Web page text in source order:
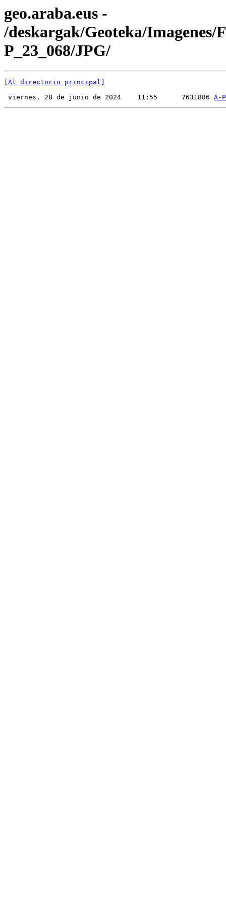
geo.araba.eus -
/deskargak/Geoteka/Imagenes/
P_23_068/JPG/
[Al directorio principal]
viernes, 28 de junio de 2024    11:55      7631886 A-